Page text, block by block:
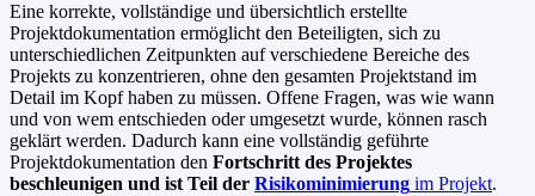
Eine korrekte, vollständige und übersichtlich erstellte
Projektdokumentation ermöglicht den Beteiligten, sich zu
unterschiedlichen Zeitpunkten auf verschiedene Bereiche des
Projekts zu konzentrieren, ohne den gesamten Projektstand im
Detail im Kopf haben zu müssen. Offene Fragen, was wie wann
und von wem entschieden oder umgesetzt wurde, können rasch
geklärt werden. Dadurch kann eine vollständig geführte
Projektdokumentation den Fortschritt des Projektes
beschleunigen und ist Teil der Risikominimierung im Projekt.